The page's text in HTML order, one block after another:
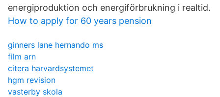
energiproduktion och energiförbrukning i realtid.
How to apply for 60 years pension
ginners lane hernando ms
film arn
citera harvardsystemet
hgm revision
vasterby skola